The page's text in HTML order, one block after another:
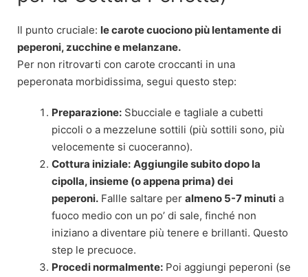
Il punto cruciale: le carote cuociono più lentamente di
peperoni, zucchine e melanzane.
Per non ritrovarti con carote croccanti in una
peperonata morbidissima, segui questo step:
Preparazione: Sbucciale e tagliale a cubetti
piccoli o a mezzelune sottili (più sottili sono, più
velocemente si cuoceranno).
Cottura iniziale: Aggiungile subito dopo la
cipolla, insieme (o appena prima) dei
peperoni. Fallle saltare per almeno 5-7 minuti a
fuoco medio con un po’ di sale, finché non
iniziano a diventare più tenere e brillanti. Questo
step le precuoce.
Procedi normalmente: Poi aggiungi peperoni (se